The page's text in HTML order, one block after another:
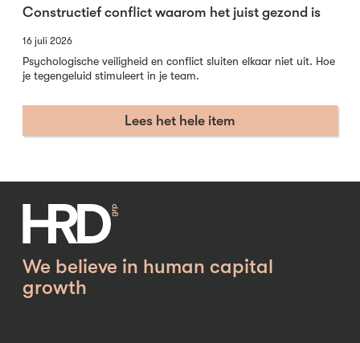
Constructief conflict waarom het juist gezond is
16 juli 2026
Psychologische veiligheid en conflict sluiten elkaar niet uit. Hoe
je tegengeluid stimuleert in je team.
Lees het hele item
We believe in human capital
growth